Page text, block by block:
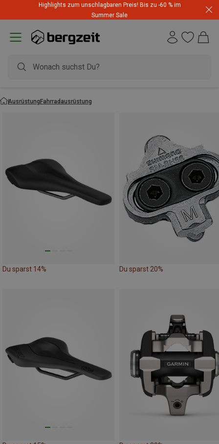
Highlights zum unschlagbaren Preis! Bis zu -60 % im
Summer Sale
AusrüstungFahrradausrüstung
Du sparst 14% Du sparst 20%